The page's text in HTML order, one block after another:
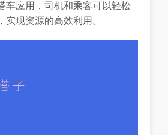
车应用，司机和乘客可以轻松
实现资源的高效利用。